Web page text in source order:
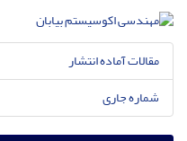
مقالات آماده انتشار
شماره جاری